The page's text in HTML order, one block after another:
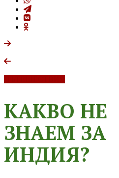
КАКВО НЕ
ЗНАЕМ ЗА
ИНДИЯ?